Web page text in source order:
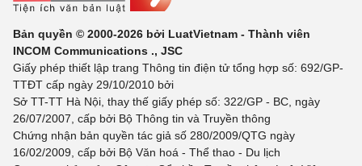
Bản quyền © 2000-2026 bởi LuatVietnam - Thành viên
INCOM Communications ., JSC
Giấy phép thiết lập trang Thông tin điện tử tổng hợp số: 692/GP-
TTĐT cấp ngày 29/10/2010 bởi
Sở TT-TT Hà Nội, thay thế giấy phép số: 322/GP - BC, ngày
26/07/2007, cấp bởi Bộ Thông tin và Truyền thông
Chứng nhận bản quyền tác giả số 280/2009/QTG ngày
16/02/2009, cấp bởi Bộ Văn hoá - Thể thao - Du lịch